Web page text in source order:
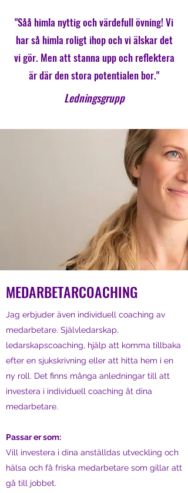
"Såå himla nyttig och värdefull övning! Vi
har så himla roligt ihop och vi älskar det
vi gör. Men att stanna upp och reflektera
är där den stora potentialen bor."
Ledningsgrupp
MEDARBETARCOACHING
Jag erbjuder även individuell coaching av
medarbetare. Självledarskap,
ledarskapscoaching, hjälp att komma tillbaka
efter en sjukskrivning eller att hitta hem i en
ny roll. Det finns många anledningar till att
investera i individuell coaching åt dina
medarbetare.
Passar er som:
Vill investera i dina anställdas utveckling och
hälsa och få friska medarbetare som gillar att
gå till jobbet.